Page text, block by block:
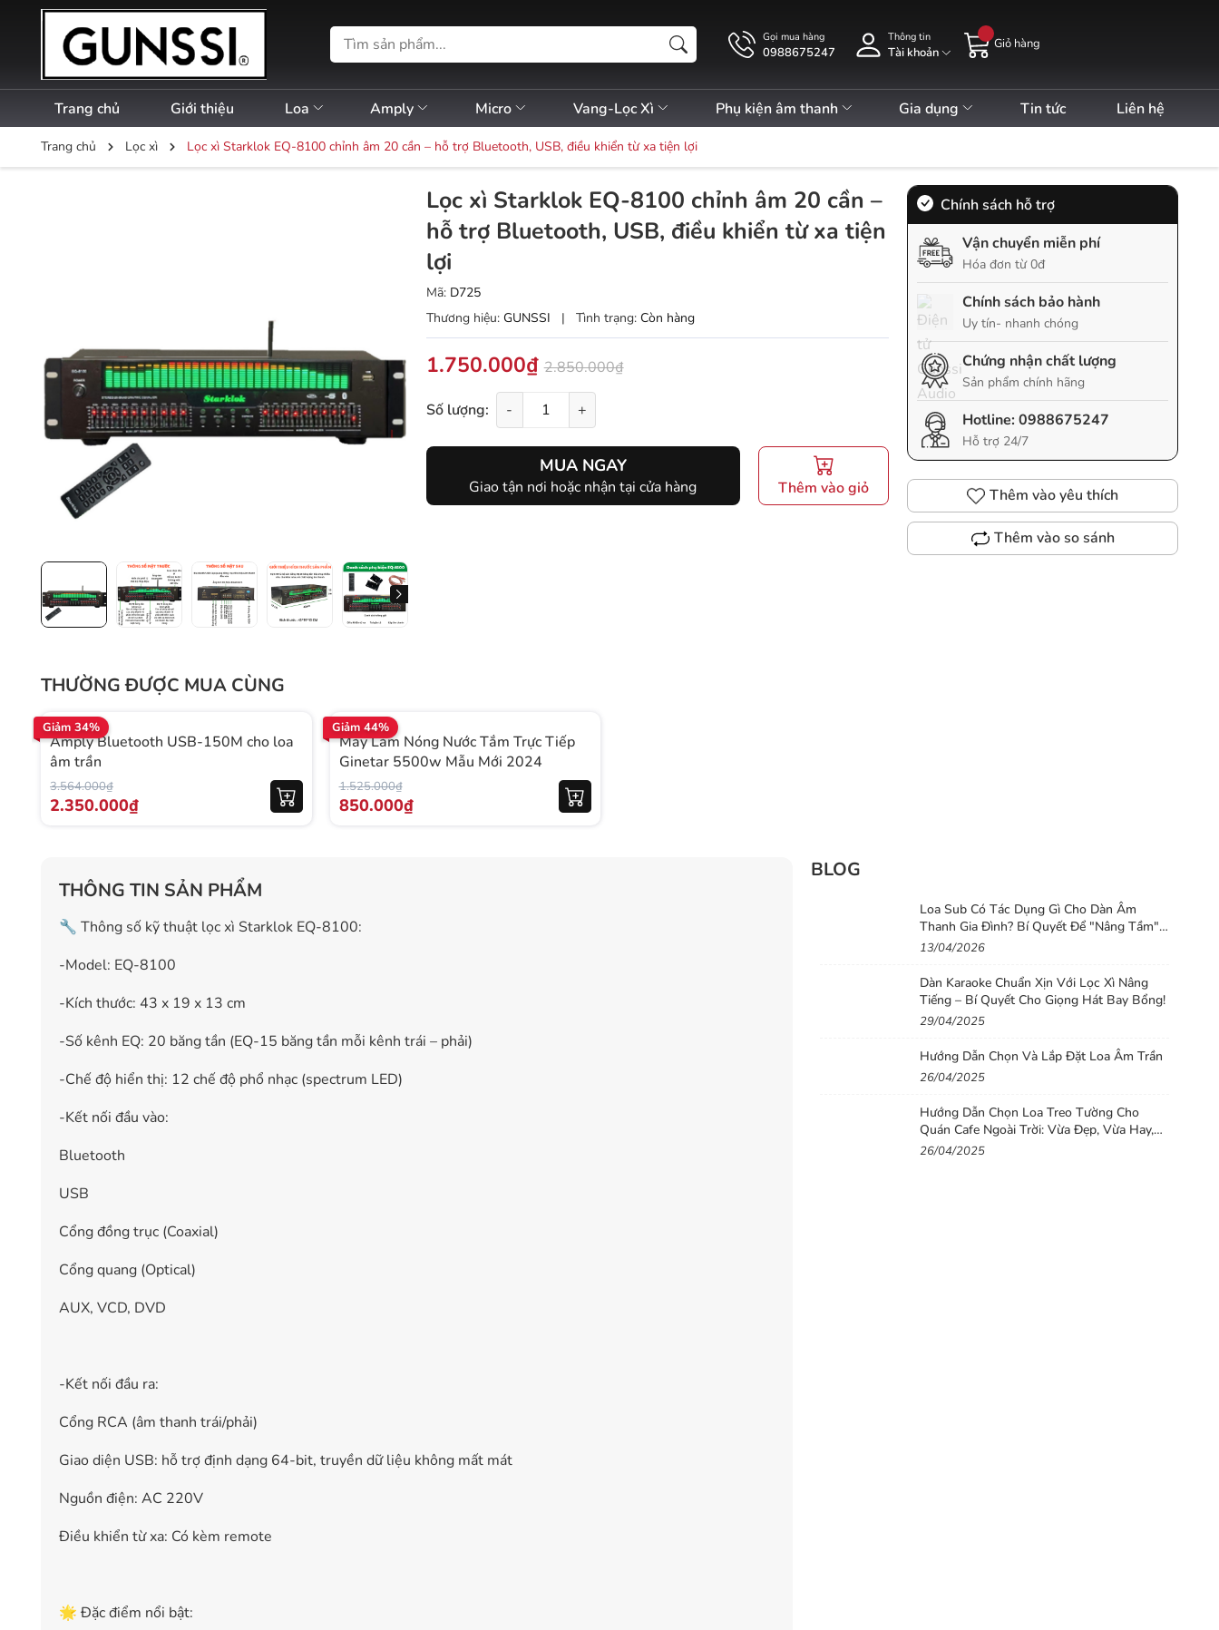
Gọi mua hàng
0988675247
Thông tin
Tài khoản
Giỏ hàng
Trang chủ Giới thiệu Loa Amply Micro Vang-Lọc Xì Phụ kiện âm thanh Gia dụng Tin tức Liên hệ
Trang chủ Lọc xì Lọc xì Starklok EQ-8100 chỉnh âm 20 cần – hỗ trợ Bluetooth, USB, điều khiển từ xa tiện lợi
Lọc xì Starklok EQ-8100 chỉnh âm 20 cần –
hỗ trợ Bluetooth, USB, điều khiển từ xa tiện
lợi
Mã: D725
Thương hiệu: GUNSSI | Tình trạng: Còn hàng
1.750.000₫ 2.850.000₫
Số lượng: - +
MUA NGAY
Giao tận nơi hoặc nhận tại cửa hàng Thêm vào giỏ
Chính sách hỗ trợ
Vận chuyển miễn phí
Hóa đơn từ 0đ
Chính sách bảo hành
Uy tín- nhanh chóng
Chứng nhận chất lượng
Sản phẩm chính hãng
Hotline:0988675247
Hỗ trợ 24/7
Thêm vào yêu thích
Thêm vào so sánh
THƯỜNG ĐƯỢC MUA CÙNG
Giảm 34%
Amply Bluetooth USB-150M cho loa
âm trần
3.564.000₫
2.350.000₫
Giảm 44%
Máy Làm Nóng Nước Tắm Trực Tiếp
Ginetar 5500w Mẫu Mới 2024
1.525.000₫
850.000₫
THÔNG TIN SẢN PHẨM
🔧 Thông số kỹ thuật lọc xì Starklok EQ-8100:
-Model: EQ-8100
-Kích thước: 43 x 19 x 13 cm
-Số kênh EQ: 20 băng tần (EQ-15 băng tần mỗi kênh trái – phải)
-Chế độ hiển thị: 12 chế độ phổ nhạc (spectrum LED)
-Kết nối đầu vào:
Bluetooth
USB
Cổng đồng trục (Coaxial)
Cổng quang (Optical)
AUX, VCD, DVD
-Kết nối đầu ra:
Cổng RCA (âm thanh trái/phải)
Giao diện USB: hỗ trợ định dạng 64-bit, truyền dữ liệu không mất mát
Nguồn điện: AC 220V
Điều khiển từ xa: Có kèm remote
🌟 Đặc điểm nổi bật:
BLOG
Loa Sub Có Tác Dụng Gì Cho Dàn Âm
Thanh Gia Đình? Bí Quyết Để "Nâng Tầm"
Chất Lượng Âm Thanh Cho Dàn Loa Gia
13/04/2026
Dàn Karaoke Chuẩn Xịn Với Lọc Xì Nâng
Tiếng – Bí Quyết Cho Giọng Hát Bay Bổng!
29/04/2025
Hướng Dẫn Chọn Và Lắp Đặt Loa Âm Trần
26/04/2025
Hướng Dẫn Chọn Loa Treo Tường Cho
Quán Cafe Ngoài Trời: Vừa Đẹp, Vừa Hay,
Vừa Bền
26/04/2025